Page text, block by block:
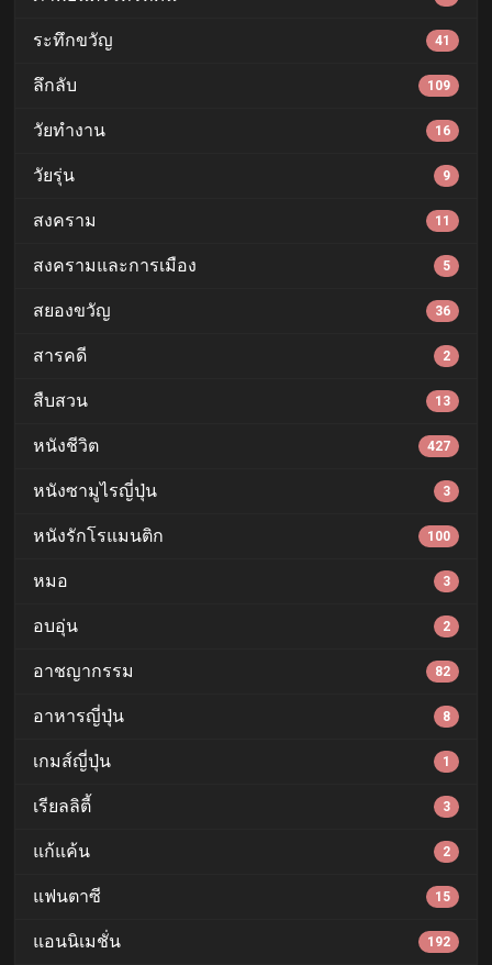
ระทึกขวัญ 41
ลึกลับ 109
วัยทำงาน 16
วัยรุ่น 9
สงคราม 11
สงครามและการเมือง 5
สยองขวัญ 36
สารคดี 2
สืบสวน 13
หนังชีวิต 427
หนังซามูไรญี่ปุ่น 3
หนังรักโรแมนติก 100
หมอ 3
อบอุ่น 2
อาชญากรรม 82
อาหารญี่ปุ่น 8
เกมส์ญี่ปุ่น 1
เรียลลิตี้ 3
แก้แค้น 2
แฟนตาซี 15
แอนนิเมชั่น 192